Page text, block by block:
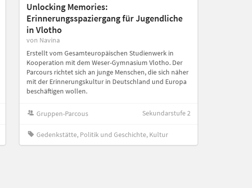
Unlocking Memories:
Erinnerungsspaziergang für Jugendliche
in Vlotho
von Navina
Erstellt vom Gesamteuropäischen Studienwerk in
Kooperation mit dem Weser-Gymnasium Vlotho. Der
Parcours richtet sich an junge Menschen, die sich näher
mit der Erinnerungskultur in Deutschland und Europa
beschäftigen wollen.
Gruppen-Parcous Sekundarstufe 2
Gedenkstätte, Politik und Geschichte, Kultur